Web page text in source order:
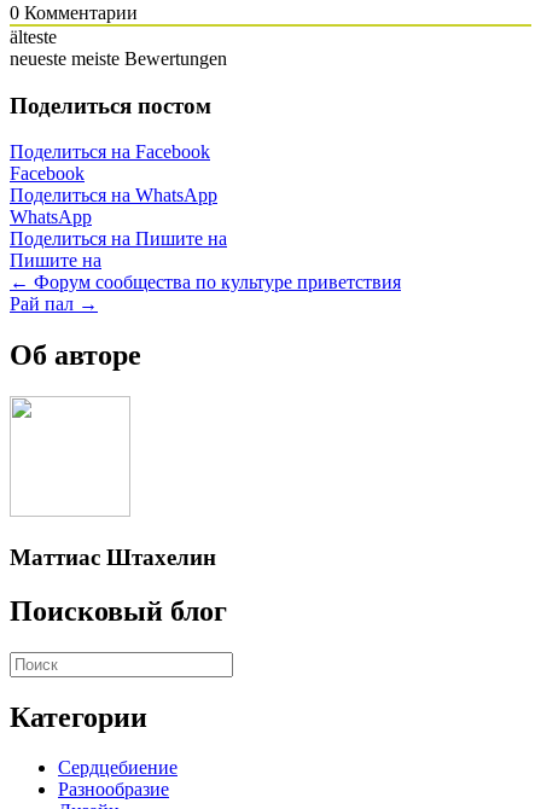
0 Комментарии
älteste
neueste meiste Bewertungen
Поделиться постом
Поделиться на Facebook
Facebook
Поделиться на WhatsApp
WhatsApp
Поделиться на Пишите на
Пишите на
Posts
navigation
← Форум сообщества по культуре приветствия
Рай пал →
Об авторе
Маттиас Штахелин
Поисковый блог
Категории
Сердцебиение
Разнообразие